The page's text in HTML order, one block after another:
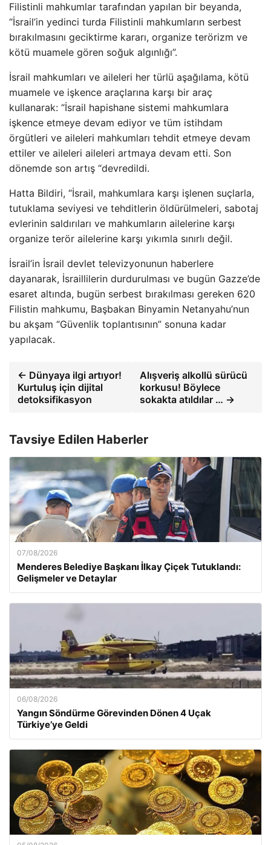
Filistinli mahkumlar tarafından yapılan bir beyanda,
“İsrail’in yedinci turda Filistinli mahkumların serbest
bırakılmasını geciktirme kararı, organize terörizm ve
kötü muamele gören soğuk algınlığı”.
İsrail mahkumları ve aileleri her türlü aşağılama, kötü
muamele ve işkence araçlarına karşı bir araç
kullanarak: “İsrail hapishane sistemi mahkumlara
işkence etmeye devam ediyor ve tüm istihdam
örgütleri ve aileleri mahkumları tehdit etmeye devam
ettiler ve aileleri aileleri artmaya devam etti. Son
dönemde son artış “devredildi.
Hatta Bildiri, “İsrail, mahkumlara karşı işlenen suçlarla,
tutuklama seviyesi ve tehditlerin öldürülmeleri, sabotaj
evlerinin saldırıları ve mahkumların ailelerine karşı
organize terör ailelerine karşı yıkımla sınırlı değil.
İsrail’in İsrail devlet televizyonunun haberlere
dayanarak, İsraillilerin durdurulması ve bugün Gazze’de
esaret altında, bugün serbest bırakılması gereken 620
Filistin mahkumu, Başbakan Binyamin Netanyahu’nun
bu akşam “Güvenlik toplantısının” sonuna kadar
yapılacak.
← Dünyaya ilgi artıyor!
Kurtuluş için dijital
detoksifikasyon
Alışveriş alkollü sürücü
korkusu! Böylece
sokakta atıldılar … →
Tavsiye Edilen Haberler
07/08/2026
Menderes Belediye Başkanı İlkay Çiçek Tutuklandı:
Gelişmeler ve Detaylar
06/08/2026
Yangın Söndürme Görevinden Dönen 4 Uçak
Türkiye’ye Geldi